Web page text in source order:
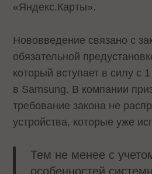
«Яндекс.Карты».
Нововведение связано с
обязательной
который вступает в силу с
в Samsung. В компании
требование закона не
устройства, которые уже
Тем не менее с
особенностей